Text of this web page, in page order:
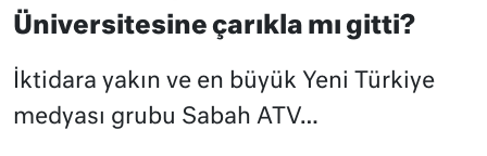
Üniversitesine çarıkla mı gitti?
İktidara yakın ve en büyük Yeni Türkiye
medyası grubu Sabah ATV…